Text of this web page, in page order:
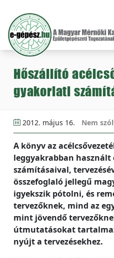
Hőszállító
gyakorlati
2012. május 16. Nem
A könyv az
leggyakrabban használt
számításaival,
összefoglaló jellegű
igyekszik pótolni, és
tervezőknek, mind az
mint jövendő
útmutatásokat
nyújt a tervezésekhez.